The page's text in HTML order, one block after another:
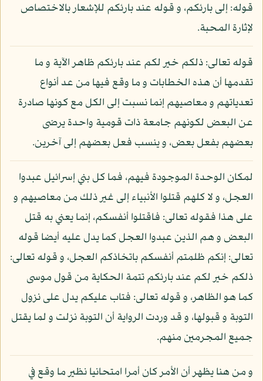
قوله: إلى بارئكم، و قوله عند بارئكم للإشعار بالاختصاص
لإثارة المحبة.
قوله تعالى: ذلكم خير لكم عند بارئكم ظاهر الآية و ما
تقدمها أن هذه الخطابات و ما وقع فيها من عد أنواع
تعدياتهم و معاصيهم إنما نسبت إلى الكل مع كونها صادرة
عن البعض لكونهم جامعة ذات قومية واحدة يرضى
بعضهم بفعل بعض، و ينسب فعل بعضهم إلى آخرين.
لمكان الوحدة الموجودة فيهم، فما كل بني إسرائيل عبدوا
العجل، و لا كلهم قتلوا الأنبياء إلى غير ذلك من معاصيهم و
على هذا فقوله تعالى: فاقتلوا أنفسكم، إنما يعني به قتل
البعض و هم الذين عبدوا العجل كما يدل عليه أيضا قوله
تعالى: إنكم ظلمتم أنفسكم باتخاذكم العجل، و قوله تعالى:
ذلكم خير لكم عند بارئكم تتمة الحكاية من قول موسى
كما هو الظاهر، و قوله تعالى: فتاب عليكم يدل على نزول
التوبة و قبولها، و قد وردت الرواية أن التوبة نزلت و لما يقتل
جميع المجرمين منهم.
و من هنا يظهر أن الأمر كان أمرا امتحانيا نظير ما وقع في